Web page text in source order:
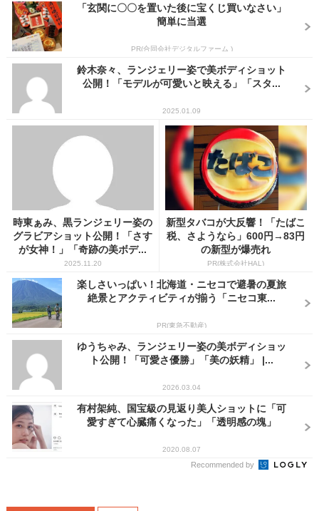
「玄関に〇〇を置いた後に宝くじ買いなさい」
簡単に当選
PR(合同会社デジタルファーム )
鈴木奈々、ランジェリー姿で美ボディショット
公開！「モデルが可愛いと映える」「スタ...
2025.01.09
時東ぁみ、黒ランジェリー姿の
グラビアショット公開！「さす
が女神！」「奇跡の美ボデ...
2025.11.20
新型タバコが大反響！「たばこ
税、さようなら」600円→83円
の新型が爆売れ
PR(株式会社HAL)
楽しさいっぱい！北海道・ニセコで避暑の夏旅
絶景とアクティビティが揃う「ニセコ東...
PR(東急不動産)
ゆうちゃみ、ランジェリー姿の美ボディショッ
ト公開！「可愛さ優勝」「美の妖精」 |...
2026.03.04
有村架純、国宝級の見返り美人ショットに「可
愛すぎて心臓痛くなった」「透明感の塊」
2020.08.07
Recommended by